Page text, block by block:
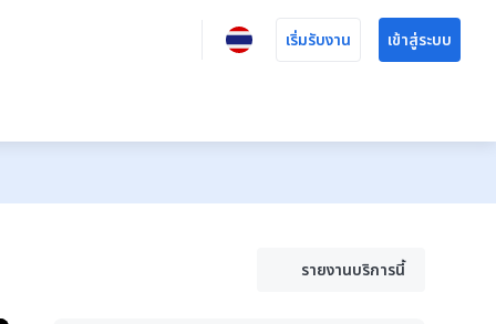
เริ่มรับงาน เข้าสู่ระบบ
รายงานบริการนี้